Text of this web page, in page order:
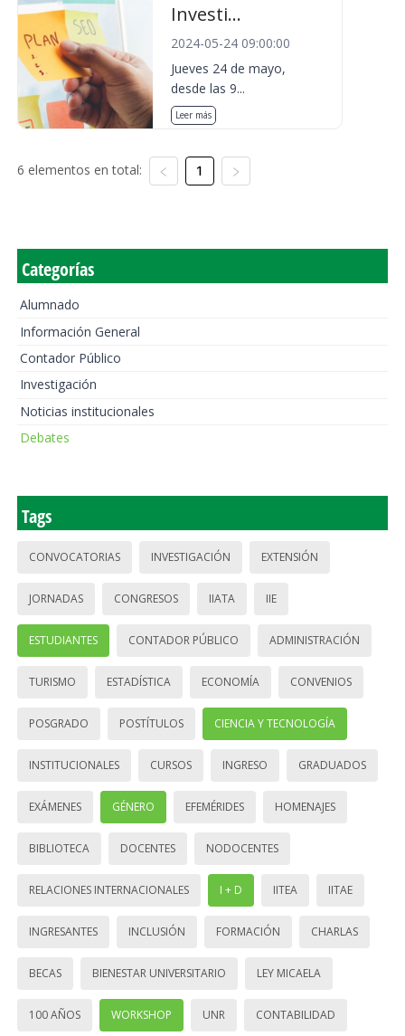
Investi...
2024-05-24 09:00:00
Jueves 24 de mayo,
desde las 9...
Leer más
6 elementos en total: 1
Categorías
Alumnado
Información General
Contador Público
Investigación
Noticias institucionales
Debates
Tags
CONVOCATORIAS INVESTIGACIÓN EXTENSIÓN
JORNADAS CONGRESOS IIATA IIE
ESTUDIANTES CONTADOR PÚBLICO ADMINISTRACIÓN
TURISMO ESTADÍSTICA ECONOMÍA CONVENIOS
POSGRADO POSTÍTULOS CIENCIA Y TECNOLOGÍA
INSTITUCIONALES CURSOS INGRESO GRADUADOS
EXÁMENES GÉNERO EFEMÉRIDES HOMENAJES
BIBLIOTECA DOCENTES NODOCENTES
RELACIONES INTERNACIONALES I + D IITEA IITAE
INGRESANTES INCLUSIÓN FORMACIÓN CHARLAS
BECAS BIENESTAR UNIVERSITARIO LEY MICAELA
100 AÑOS WORKSHOP UNR CONTABILIDAD